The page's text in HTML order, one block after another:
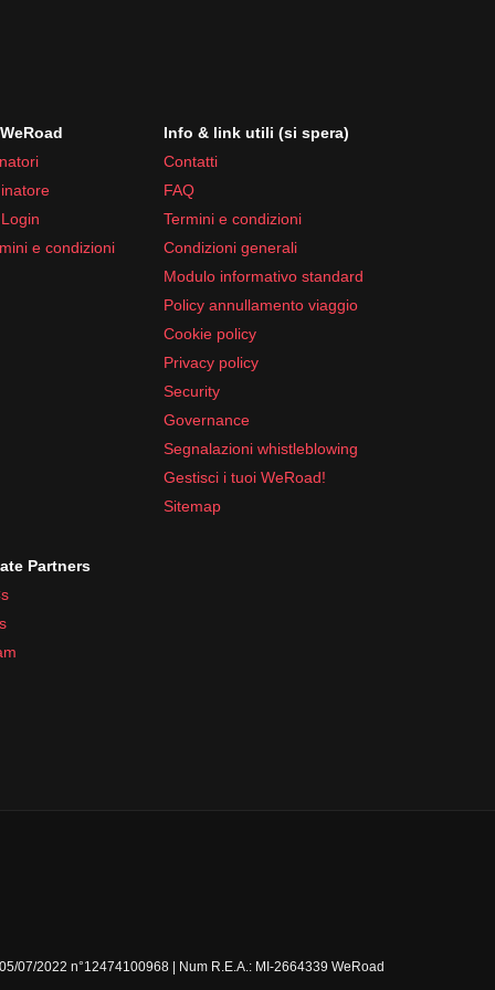
e condizioni
Info & link utili (si spera)
Contatti
FAQ
Termini e condizioni
Condizioni generali
Modulo informativo standard
Policy annullamento viaggio
Cookie policy
Privacy policy
Security
Governance
Segnalazioni whistleblowing
Gestisci i tuoi WeRoad!
Sitemap
Partners
07/2022 n°12474100968 | Num R.E.A.: MI-2664339 WeRoad